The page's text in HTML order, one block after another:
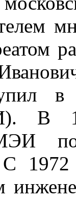
в
В
по
С